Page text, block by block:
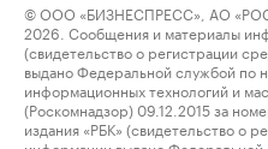
© ООО «БИЗНЕСПРЕСС», АО
2026. Сообщения и материалы
(свидетельство о регистрации
выдано Федеральной службой по
информационных технологий и
(Роскомнадзор) 09.12.2015 за
издания «РБК» (свидетельство о